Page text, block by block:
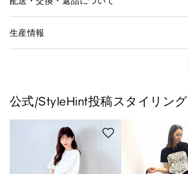
生産情報
公式/StyleHint投稿スタイリング